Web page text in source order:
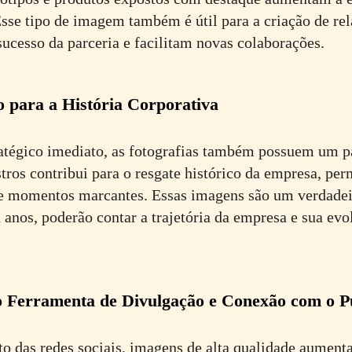
tipo de imagem também é útil para a criação de
da parceria e facilitam novas colaborações.
para a História Corporativa
imediato, as fotografias também possuem um
contribui para o resgate histórico da empresa,
momentos marcantes. Essas imagens são um
poderão contar a trajetória da empresa e sua
Ferramenta de Divulgação e Conexão com o
das redes sociais, imagens de alta qualidade